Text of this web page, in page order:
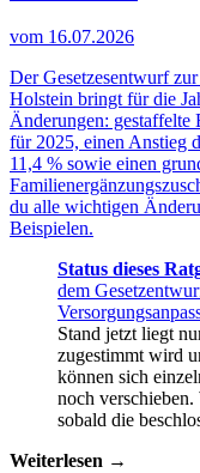
vom 16.07.2026
Der Gesetzesentwurf
Holstein bringt für die
Änderungen: gestaffelte
für 2025, einen Anstieg
11,4 % sowie einen
du alle wichtigen
Beispielen.
Status dieses
dem
Stand jetzt liegt
zugestimmt wird
können sich
noch
sobald die
Weiterlesen →